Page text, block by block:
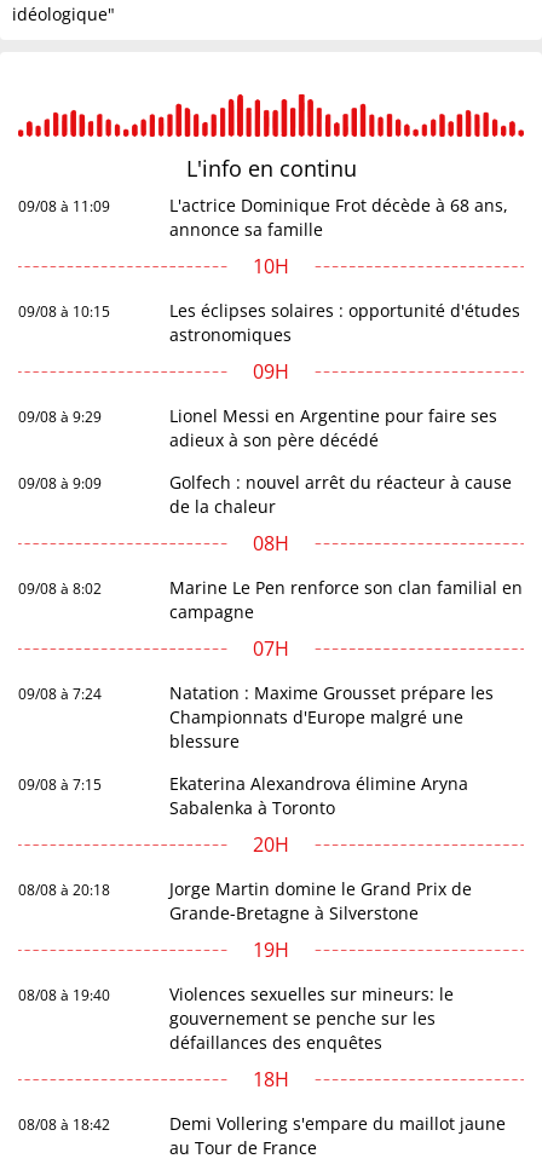
idéologique"
L'info en continu
09/08 à 11:09
L'actrice Dominique Frot décède à 68 ans,
annonce sa famille
10H
09/08 à 10:15
Les éclipses solaires : opportunité d'études
astronomiques
09H
09/08 à 9:29
Lionel Messi en Argentine pour faire ses
adieux à son père décédé
09/08 à 9:09
Golfech : nouvel arrêt du réacteur à cause
de la chaleur
08H
09/08 à 8:02
Marine Le Pen renforce son clan familial en
campagne
07H
09/08 à 7:24
Natation : Maxime Grousset prépare les
Championnats d'Europe malgré une
blessure
09/08 à 7:15
Ekaterina Alexandrova élimine Aryna
Sabalenka à Toronto
20H
08/08 à 20:18
Jorge Martin domine le Grand Prix de
Grande-Bretagne à Silverstone
19H
08/08 à 19:40
Violences sexuelles sur mineurs: le
gouvernement se penche sur les
défaillances des enquêtes
18H
08/08 à 18:42
Demi Vollering s'empare du maillot jaune
au Tour de France